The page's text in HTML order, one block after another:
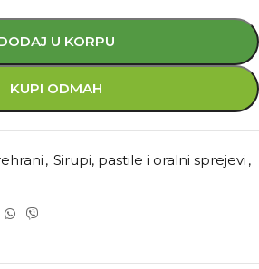
U KORPU
KUPI ODMAH
, Sirupi, pastile i oralni sprejevi ,